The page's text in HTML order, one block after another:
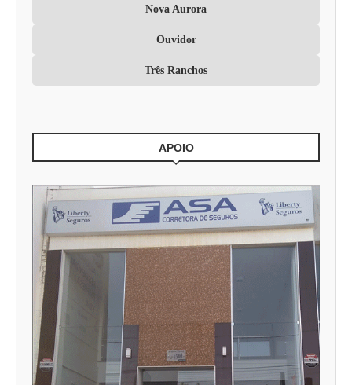
Nova Aurora
Ouvidor
Três Ranchos
APOIO